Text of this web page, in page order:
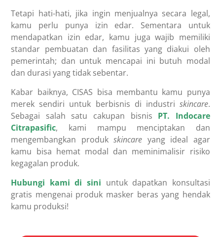
Tetapi hati-hati, jika ingin menjualnya secara legal,
kamu perlu punya izin edar. Sementara untuk
mendapatkan izin edar, kamu juga wajib memiliki
standar pembuatan dan fasilitas yang diakui oleh
pemerintah; dan untuk mencapai ini butuh modal
dan durasi yang tidak sebentar.
Kabar baiknya, CISAS bisa membantu kamu punya
merek sendiri untuk berbisnis di industri skincare.
Sebagai salah satu cakupan bisnis PT. Indocare
Citrapasific, kami mampu menciptakan dan
mengembangkan produkskincare yang ideal agar
kamu bisa hemat modal dan meminimalisir risiko
kegagalan produk.
Hubungi kami di sini untuk dapatkan konsultasi
gratis mengenai produk masker beras yang hendak
kamu produksi!